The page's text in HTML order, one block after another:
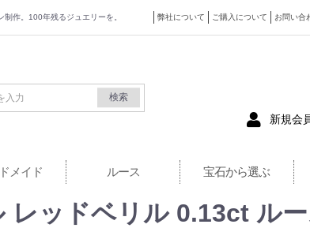
作。100年残るジュエリーを。 弊社について ご購入について お問い合
ト
検索
新規会
メイド ルース 宝石から選ぶ
レッドベリル 0.13ct ル